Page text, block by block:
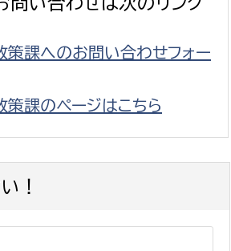
策課へのお問い合わせフォー
策課のページはこちら
！